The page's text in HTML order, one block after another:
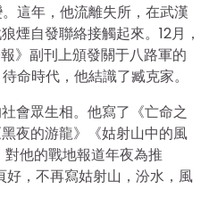
這年，他流離失所，在武漢
煙自發聯絡接觸起來。12月，
》副刊上頒發關于八路軍的
命時代，他結識了臧克家。
會眾生相。他寫了《亡命之
夜的游龍》《姑射山中的風
他的戰地報道年夜為推
，不再寫姑射山，汾水，風